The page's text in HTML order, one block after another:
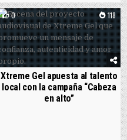
0 118
Xtreme Gel apuesta al talento
local con la campaña “Cabeza
en alto”